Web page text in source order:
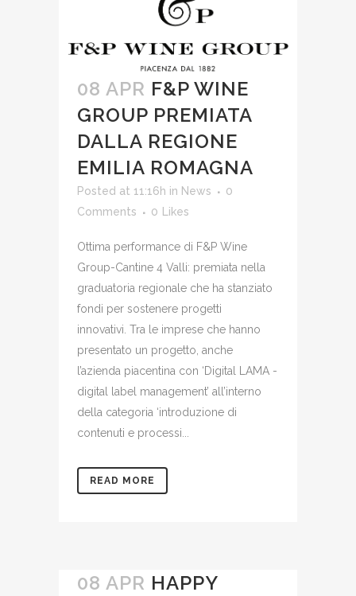
08 APR F&P WINE
GROUP PREMIATA
DALLA REGIONE
EMILIA ROMAGNA
Posted at 11:16h in News
0
Comments
0 Likes
Ottima performance di F&P Wine
Group-Cantine 4 Valli: premiata nella
graduatoria regionale che ha stanziato
fondi per sostenere progetti
innovativi. Tra le imprese che hanno
presentato un progetto, anche
l’azienda piacentina con ‘Digital LAMA -
digital label management’ all’interno
della categoria ‘introduzione di
contenuti e processi...
READ MORE
08 APR HAPPY